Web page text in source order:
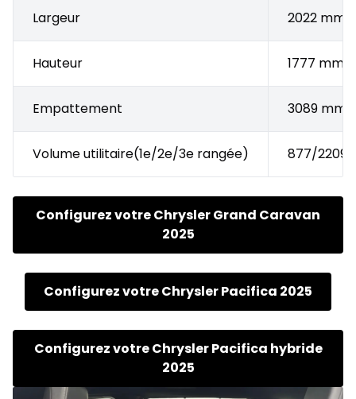
Largeur 2022 mm
Hauteur 1777 mm
Empattement 3089 mm
Volume utilitaire(1e/2e/3e rangée) 877/2209/
Configurez votre Chrysler Grand Caravan
2025
Configurez votre Chrysler Pacifica 2025
Configurez votre Chrysler Pacifica hybride
2025